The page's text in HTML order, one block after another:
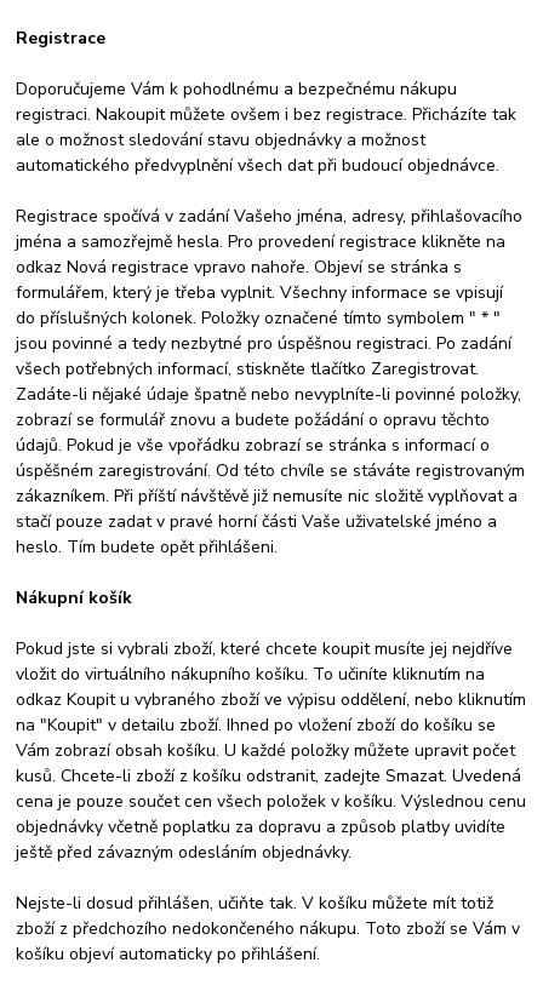
Registrace
Doporučujeme Vám k pohodlnému a bezpečnému nákupu
registraci. Nakoupit můžete ovšem i bez registrace. Přicházíte tak
ale o možnost sledování stavu objednávky a možnost
automatického předvyplnění všech dat při budoucí objednávce.
Registrace spočívá v zadání Vašeho jména, adresy, přihlašovacího
jména a samozřejmě hesla. Pro provedení registrace klikněte na
odkaz Nová registrace vpravo nahoře. Objeví se stránka s
formulářem, který je třeba vyplnit. Všechny informace se vpisují
do příslušných kolonek. Položky označené tímto symbolem " * "
jsou povinné a tedy nezbytné pro úspěšnou registraci. Po zadání
všech potřebných informací, stiskněte tlačítko Zaregistrovat.
Zadáte-li nějaké údaje špatně nebo nevyplníte-li povinné položky,
zobrazí se formulář znovu a budete požádání o opravu těchto
údajů. Pokud je vše vpořádku zobrazí se stránka s informací o
úspěšném zaregistrování. Od této chvíle se stáváte registrovaným
zákazníkem. Při příští návštěvě již nemusíte nic složitě vyplňovat a
stačí pouze zadat v pravé horní části Vaše uživatelské jméno a
heslo. Tím budete opět přihlášeni.
Nákupní košík
Pokud jste si vybrali zboží, které chcete koupit musíte jej nejdříve
vložit do virtuálního nákupního košíku. To učiníte kliknutím na
odkaz Koupit u vybraného zboží ve výpisu oddělení, nebo kliknutím
na "Koupit" v detailu zboží. Ihned po vložení zboží do košíku se
Vám zobrazí obsah košíku. U každé položky můžete upravit počet
kusů. Chcete-li zboží z košíku odstranit, zadejte Smazat. Uvedená
cena je pouze součet cen všech položek v košíku. Výslednou cenu
objednávky včetně poplatku za dopravu a způsob platby uvidíte
ještě před závazným odesláním objednávky.
Nejste-li dosud přihlášen, učiňte tak. V košíku můžete mít totiž
zboží z předchozího nedokončeného nákupu. Toto zboží se Vám v
košíku objeví automaticky po přihlášení.